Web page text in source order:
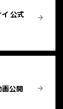
公式
公開